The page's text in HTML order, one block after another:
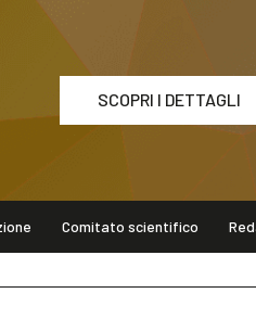
SCOPRI I DETTAGLI
Comitato scientifico